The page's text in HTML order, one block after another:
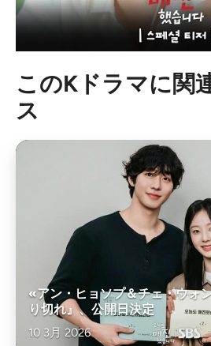
このKドラマに関
ス
«アン・ヒョソプ＆チェ・ウォ
り切れ』、公開日決定
10 3月 2026